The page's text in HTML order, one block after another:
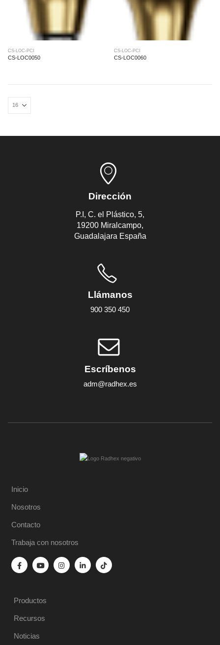
CS-LOC-PCI
CS-LOC0050
CS-LOC-PCI
CS-LOC0060
Dirección
P.I, C. el Plástico, 5,
19200 Miralcampo,
Guadalajara España
Llámanos
900 350 450
Escríbenos
adm@radhex.es
Inicio
Nosotros
Contacto
Trabaja con nosotros
Productos
Recursos
Noticias